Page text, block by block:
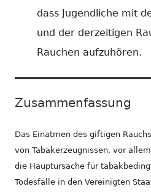
dass Jugendliche mit
und der derzeitigen
Rauchen aufzuhören.
Zusammenfassung
Das Einatmen des giftigen
von Tabakerzeugnissen, vor
die Hauptursache für
Todesfälle in den Vereinigten